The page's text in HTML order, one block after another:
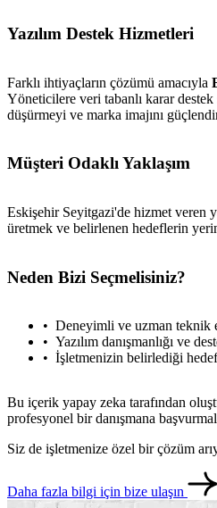
Yazılım Destek Hizmetleri
Farklı ihtiyaçların çözümü amacıyla
Yöneticilere veri tabanlı karar
düşürmeyi ve marka imajını
Müşteri Odaklı Yaklaşım
Eskişehir Seyitgazi'de hizmet veren
üretmek ve belirlenen hedeflerin
Neden Bizi Seçmelisiniz?
Deneyimli ve uzman teknik
Yazılım danışmanlığı ve
İşletmenizin belirlediği
Bu içerik yapay zeka tarafından
profesyonel bir danışmana
Siz de işletmenize özel bir çözüm
Daha fazla bilgi için bize ulaşın